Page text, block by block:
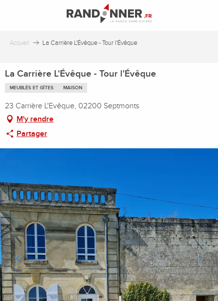
principal
Accueil La Carrière L'Évêque - Tour l'Évêque
La Carrière L'Évêque - Tour l'Évêque
MEUBLÉS ET GÎTES MAISON
23 Carrière L'Evêque, 02200 Septmonts
M'y rendre
Partager